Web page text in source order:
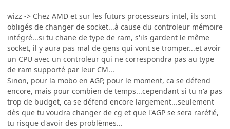
wizz -> Chez AMD et sur les futurs processeurs intel, ils sont
obligés de changer de socket...à cause du controleur mémoire
intégré...si tu chane de type de ram, s'ils gardent le même
socket, il y aura pas mal de gens qui vont se tromper...et avoir
un CPU avec un controleur qui ne correspondra pas au type
de ram supporté par leur CM...
Sinon, pour la mobo en AGP, pour le moment, ca se défend
encore, mais pour combien de temps...cependant si tu n'a pas
trop de budget, ca se défend encore largement...seulement
dès que tu voudra changer de cg et que l'AGP se sera raréfié,
tu risque d'avoir des problèmes...